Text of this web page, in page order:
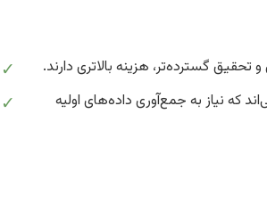
✓
✓
که نیاز به جمع‌آوری داده‌های اولیه